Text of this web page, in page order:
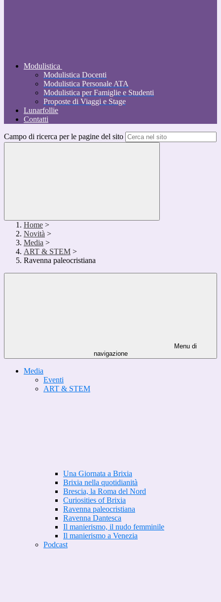
Modulistica
Modulistica Docenti
Modulistica Personale ATA
Modulistica per Famiglie e Studenti
Proposte di Viaggi e Stage
Lunarfollie
Contatti
Campo di ricerca per le pagine del sito
Home >
Novità >
Media >
ART & STEM >
Ravenna paleocristiana
Menu di
navigazione
Media
Eventi
ART & STEM
Una Giornata a Brixia
Brixia nella quotidianità
Brescia, la Roma del Nord
Curiosities of Brixia
Ravenna paleocristiana
Ravenna Dantesca
Il manierismo, il nudo femminile
Il manierismo a Venezia
Podcast